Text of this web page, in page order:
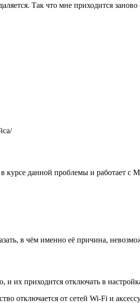
Так что мне приходится заново
курсе данной проблемы и работает с
в чём именно её причина,
их приходится отключать в
отключается от сетей Wi-Fi и